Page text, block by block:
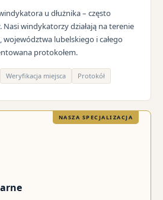
u dłużnika – często
windykatorzy działają na terenie
lubelskiego i całego
protokołem.
Weryfikacja miejsca Protokół
NASZA SPECJALIZACJA